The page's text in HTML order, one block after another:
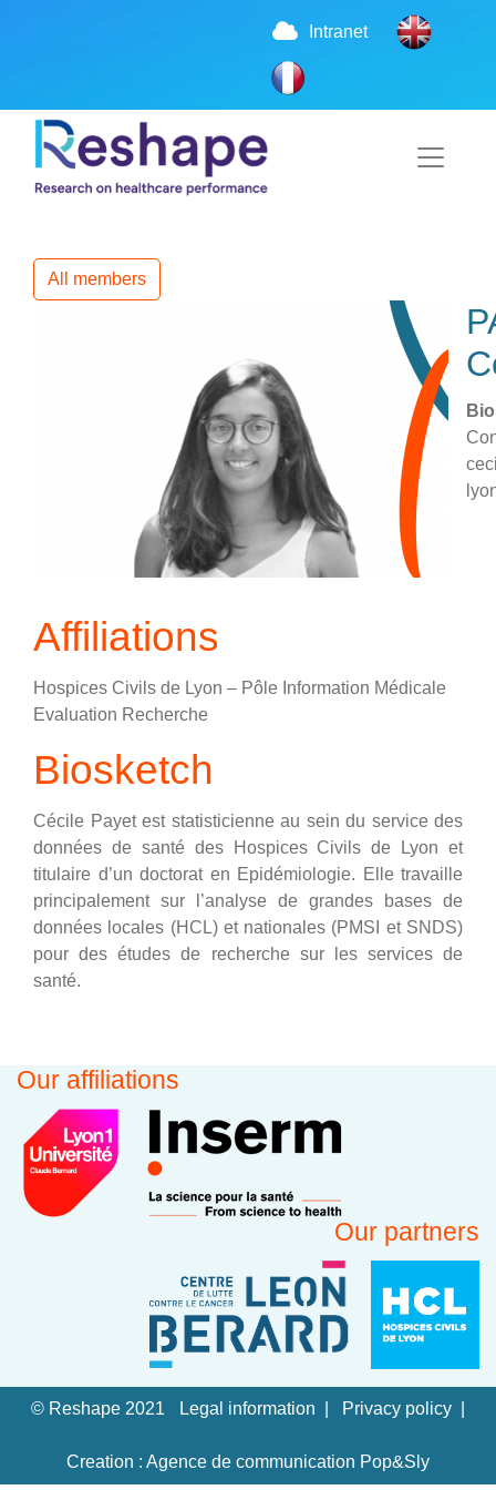
Intranet
All members
Affiliations
Hospices Civils de Lyon – Pôle Information Médicale
Evaluation Recherche
Biosketch
Cécile Payet est statisticienne au sein du service des
données de santé des Hospices Civils de Lyon et
titulaire d’un doctorat en Epidémiologie. Elle travaille
principalement sur l’analyse de grandes bases de
données locales (HCL) et nationales (PMSI et SNDS)
pour des études de recherche sur les services de
santé.
Our affiliations
Our partners
© Reshape 2021 Legal information Privacy policy
Creation : Agence de communication Pop&Sly